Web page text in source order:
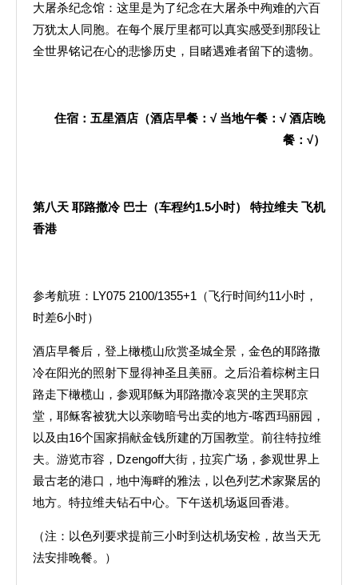
大屠杀纪念馆：这里是为了纪念在大屠杀中殉难的六百
万犹太人同胞。在每个展厅里都可以真实感受到那段让
全世界铭记在心的悲惨历史，目睹遇难者留下的遗物。
住宿：五星酒店（酒店早餐： √ 当地午餐： √酒店晚
餐： √）
第八天 耶路撒冷 巴士（车程约1.5小时） 特拉维夫 飞机
香港
参考航班：LY075 2100/1355+1（飞行时间约11小时，
时差6小时）
酒店早餐后，登上橄榄山欣赏圣城全景，金色的耶路撒
冷在阳光的照射下显得神圣且美丽。之后沿着棕树主日
路走下橄榄山，参观耶稣为耶路撒冷哀哭的主哭耶京
堂，耶稣客被犹大以亲吻暗号出卖的地方-喀西玛丽园，
以及由16个国家捐献金钱所建的万国教堂。前往特拉维
夫。游览市容，Dzengoff大街，拉宾广场，参观世界上
最古老的港口，地中海畔的雅法，以色列艺术家聚居的
地方。特拉维夫钻石中心。下午送机场返回香港。
（注：以色列要求提前三小时到达机场安检，故当天无
法安排晚餐。）